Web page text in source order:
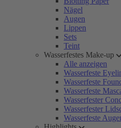
Nägel
Augen
Lippen
Sets
Teint
Wasserfestes Make-up
Alle anzeigen
Wasserfeste
Wasserfeste
Wasserfeste
Wasserfester
Wasserfester
Wasserfeste